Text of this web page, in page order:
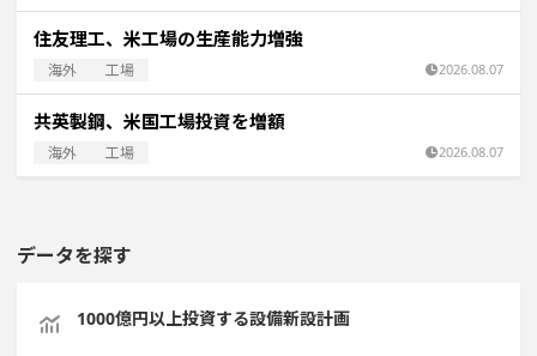
住友理工、米工場の生産能力増強
海外 工場 2026.08.07
共英製鋼、米国工場投資を増額
海外 工場 2026.08.07
データを探す
1000億円以上投資する設備新設計画